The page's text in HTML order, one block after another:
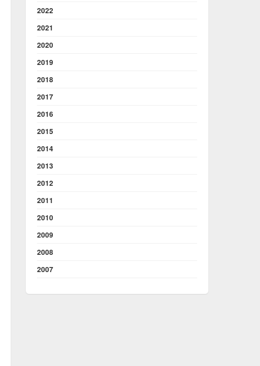
2022
2021
2020
2019
2018
2017
2016
2015
2014
2013
2012
2011
2010
2009
2008
2007